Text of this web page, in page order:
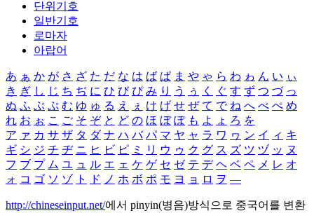
단위기호
일반기호
로마자
아랍어
あ ぁ か が さ ざ た だ な は ば ぱ ま や ゃ ら わ ゎ ん い ぃ
き ぎ し じ ち ぢ に ひ び ぴ み り う ぅ く ぐ す ず つ づ っ
ぬ ふ ぶ ぷ む ゆ ゅ る え ぇ け げ せ ぜ て で ね へ べ ぺ め
れ お ぉ こ ご そ ぞ と ど の ほ ぼ ぽ も よ ょ ろ を
ア ァ カ サ ザ タ ダ ナ ハ バ パ マ ヤ ャ ラ ワ ヮ ン イ ィ キ
ギ シ ジ チ ヂ ニ ヒ ビ ピ ミ リ ウ ゥ ク グ ス ズ ツ ヅ ッ ヌ
フ ブ プ ム ユ ュ ル エ ェ ケ ゲ セ ゼ テ デ ヘ ベ ペ メ レ オ
ォ コ ゴ ソ ゾ ト ド ノ ホ ボ ポ モ ヨ ョ ロ ヲ ―
http://chineseinput.net/에서 pinyin(병음)방식으로 중국어를 변환